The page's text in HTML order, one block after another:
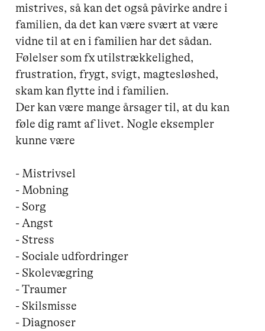
mistrives, så kan det også påvirke andre i
familien, da det kan være svært at være
vidne til at en i familien har det sådan.
Følelser som fx utilstrækkelighed,
frustration, frygt, svigt, magtesløshed,
skam kan flytte ind i familien.
Der kan være mange årsager til, at du kan
føle dig ramt af livet. Nogle eksempler
kunne være
- Mistrivsel
- Mobning
- Sorg
- Angst
- Stress
- Sociale udfordringer
- Skolevægring
- Traumer
- Skilsmisse
- Diagnoser